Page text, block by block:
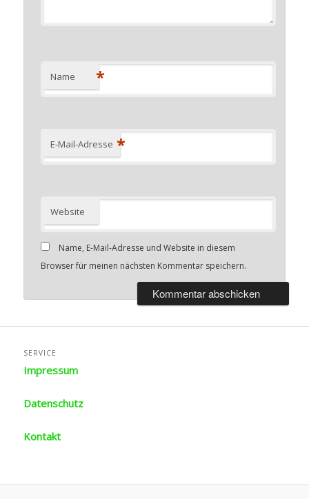
Name *
E-Mail-Adresse *
Website
Name, E-Mail-Adresse und Website in diesem
Browser für meinen nächsten Kommentar speichern.
SERVICE
Impressum
Datenschutz
Kontakt